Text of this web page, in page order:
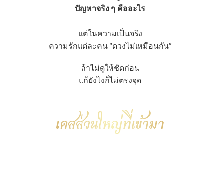
ปัญหาจริง ๆ คืออะไร
แต่ในความเป็นจริง
ความรักแต่ละคน “ดวงไม่เหมือนกัน”
ถ้าไม่ดูให้ชัดก่อน
แก้ยังไงก็ไม่ตรงจุด
เคสส่วนใหญ่ที่เข้ามา